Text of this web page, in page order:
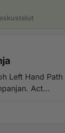
Left Hand
Act...